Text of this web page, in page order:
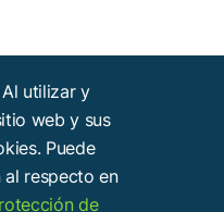
utilizar y
web y sus
Puede
respecto en
de